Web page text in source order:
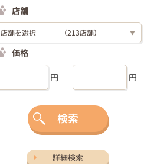
店舗
店舗を選択 （213店舗） ▼
価格
円 円
検索
詳細検索